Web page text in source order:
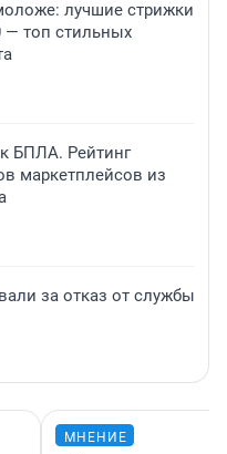
лучшие стрижки
топ стильных
БПЛА. Рейтинг
маркетплейсов из
за отказ от службы
МНЕНИЕ